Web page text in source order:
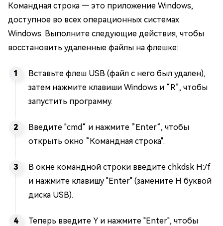
Командная строка — это приложение Windows,
доступное во всех операционных системах
Windows. Выполните следующие действия, чтобы
восстановить удаленные файлы на флешке:
Вставьте флеш USB (файл с него был удален),
затем нажмите клавиши Windows и “R”, чтобы
запустить программу.
Введите "cmd“ и нажмите ”Enter“, чтобы
открыть окно ”Командная строка".
В окне командной строки введите chkdsk H:/f
и нажмите клавишу "Enter" (замените H буквой
диска USB).
Теперь введите Y и нажмите "Enter", чтобы